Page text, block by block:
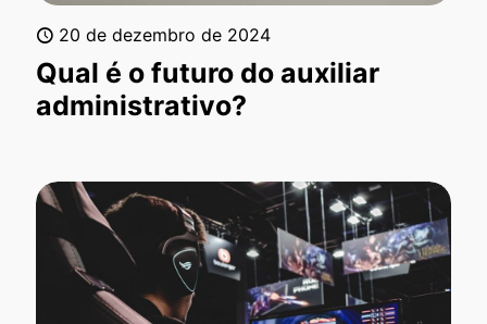
20 de dezembro de 2024
Qual é o futuro do auxiliar
administrativo?